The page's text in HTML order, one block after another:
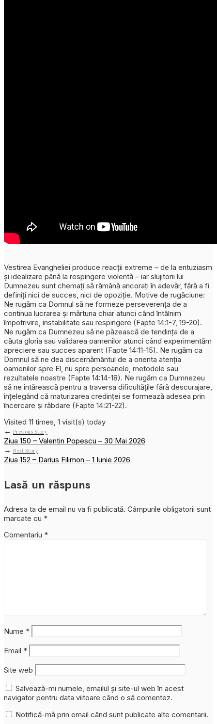
Vestirea Evangheliei produce reacții extreme – de la entuziasm
și idealizare până la respingere violentă – iar slujitorii lui
Dumnezeu sunt chemați să rămână ancorați în adevăr, fără a fi
definiți nici de succes, nici de opoziție. Motive de rugăciune:
Ne rugăm ca Domnul să ne formeze perseverența de a
continua lucrarea și mărturia chiar atunci când întâlnim
împotrivire, instabilitate sau respingere (Fapte 14:1-7, 19-20).
Ne rugăm ca Dumnezeu să ne păzească de tendința de a
căuta gloria sau validarea oamenilor atunci când experimentăm
apreciere sau succes aparent (Fapte 14:11-15). Ne rugăm ca
Domnul să ne dea discernământul de a orienta atenția
oamenilor spre El, nu spre persoanele, metodele sau
rezultatele noastre (Fapte 14:14-18). Ne rugăm ca Dumnezeu
să ne întărească pentru a traversa dificultățile fără descurajare,
înțelegând că maturizarea credinței se formează adesea prin
încercare și răbdare (Fapte 14:21-22).
Visited 11 times, 1 visit(s) today
← Previous Story
Ziua 150 – Valentin Popescu – 30 Mai 2026
→ Next Story
Ziua 152 – Darius Filimon – 1 Iunie 2026
Lasă un răspuns
Adresa ta de email nu va fi publicată. Câmpurile obligatorii sunt
marcate cu *
Comentariu *
Nume *
Email *
Site web
Salvează-mi numele, emailul și site-ul web în acest
navigator pentru data viitoare când o să comentez.
Notifică-mă prin email când sunt publicate alte comentarii.